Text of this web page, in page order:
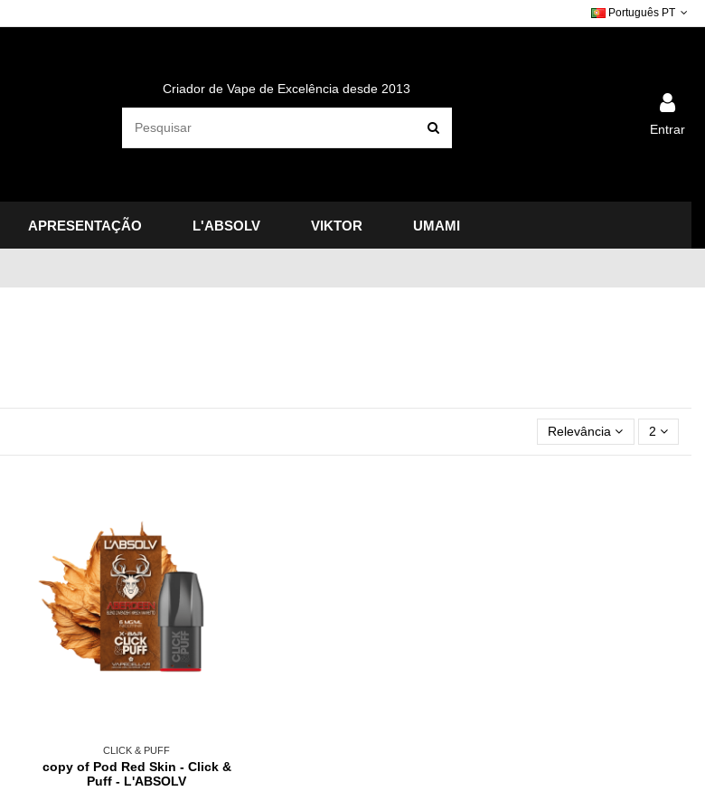
Português PT
Criador de Vape de Excelência desde 2013
Entrar
APRESENTAÇÃO L'ABSOLV VIKTOR UMAMI
Relevância 2
CLICK & PUFF
copy of Pod Red Skin - Click &
Puff - L'ABSOLV